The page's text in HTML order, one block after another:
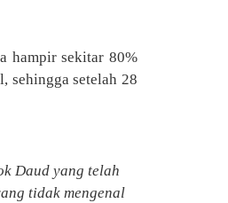
hampir sekitar 80%
sehingga setelah 28
Daud yang telah
tidak mengenal